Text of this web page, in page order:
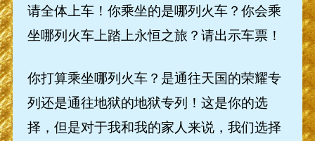
请全体上车！你乘坐的是哪列火车？你会乘
坐哪列火车上踏上永恒之旅？请出示车票！
你打算乘坐哪列火车？是通往天国的荣耀专
列还是通往地狱的地狱专列！这是你的选
择，但是对于我和我的家人来说，我们选择